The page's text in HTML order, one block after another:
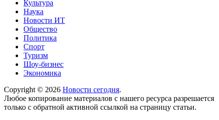
Культура
Наука
Новости ИТ
Общество
Политика
Спорт
Туризм
Шоу-бизнес
Экономика
Copyright © 2026 Новости сегодня.
Любое копирование материалов с нашего ресурса разрешается
только с обратной активной ссылкой на страницу статьи.